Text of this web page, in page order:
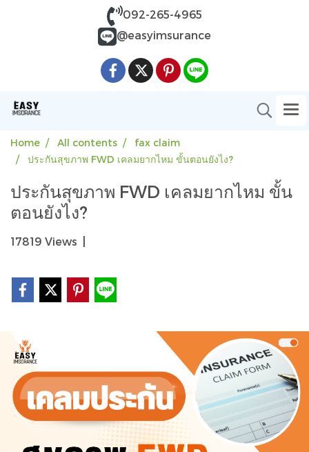
092-265-4965
@easyimsurance
Home All contents
fax claim
ประกันสุขภาพ FWD เคลมยากไหม ขั้นตอนยังไง?
ประกันสุขภาพ FWD เคลมยากไหม ขั้น
ตอนยังไง?
17819 Views